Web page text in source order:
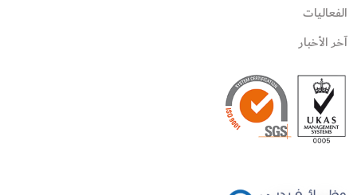
الفعاليات
آخر الأخبار